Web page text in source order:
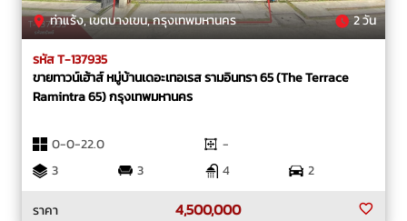
ท่าแร้ง, เขตบางเขน, กรุงเทพมหานคร 2 วัน
รหัส T-137935
ขายทาวน์เฮ้าส์ หมู่บ้านเดอะเทอเรส รามอินทรา 65 (The Terrace
Ramintra 65) กรุงเทพมหานคร
0-0-22.0
-
3
3 4
2
ราคา
4,500,000